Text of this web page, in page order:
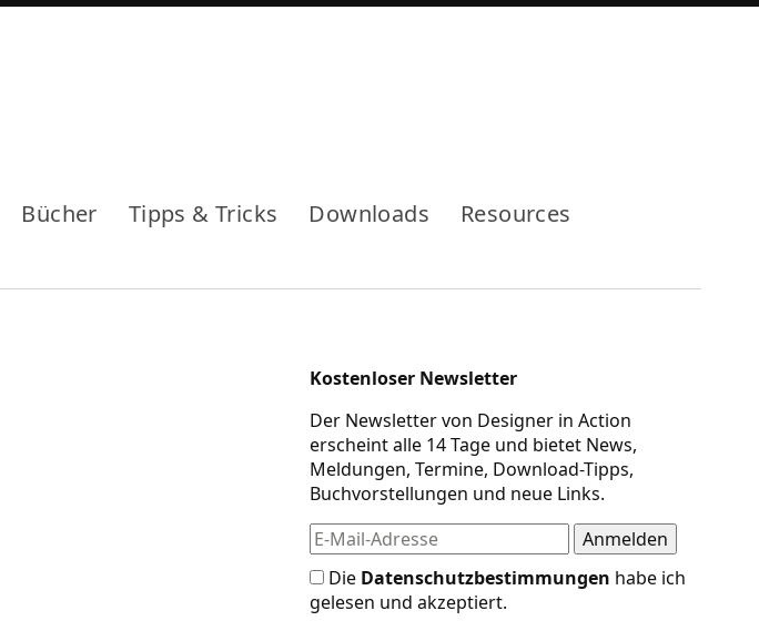
Bücher Tipps & Tricks Downloads Resources
Kostenloser Newsletter
Der Newsletter von Designer in Action
erscheint alle 14 Tage und bietet News,
Meldungen, Termine, Download-Tipps,
Buchvorstellungen und neue Links.
Die Datenschutzbestimmungen habe ich
gelesen und akzeptiert.